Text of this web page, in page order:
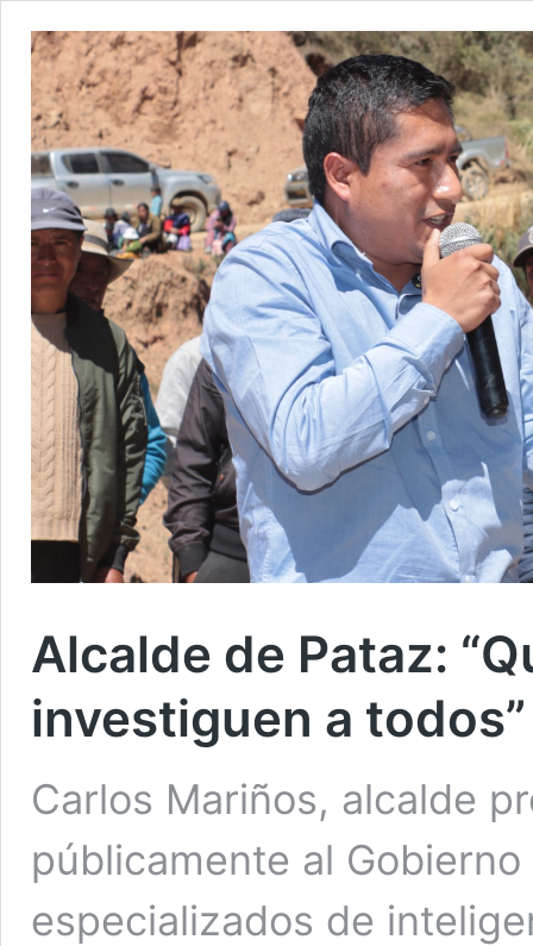
Alcalde de Pataz:
investiguen a todos”
Carlos Mariños, alcalde
públicamente al
especializados de